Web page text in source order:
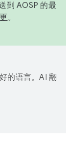
到 AOSP 的最
。
的语言。AI 翻